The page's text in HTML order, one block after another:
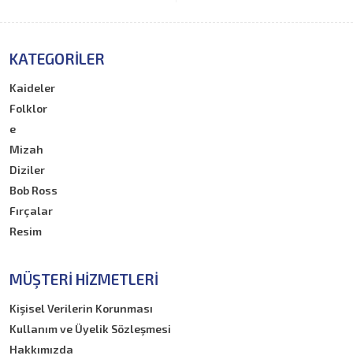
KATEGORILER
Kaideler
Folklor
e
Mizah
Diziler
Bob Ross
Fırçalar
Resim
MÜŞTERI HIZMETLERI
Kişisel Verilerin Korunması
Kullanım ve Üyelik Sözleşmesi
Hakkımızda